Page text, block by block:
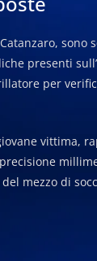
sono
presenti
per
vittima,
mezzo di